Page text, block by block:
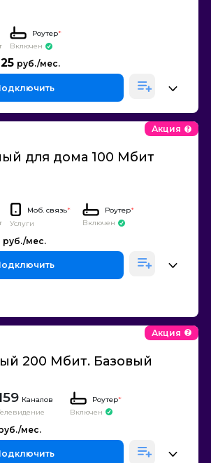
Роутер*
Включен
для дома 100 Мбит
Акция
Моб. связь*
Услуги
Роутер*
Включен
200 Мбит. Базовый
Акция
Каналов
Роутер*
Включен